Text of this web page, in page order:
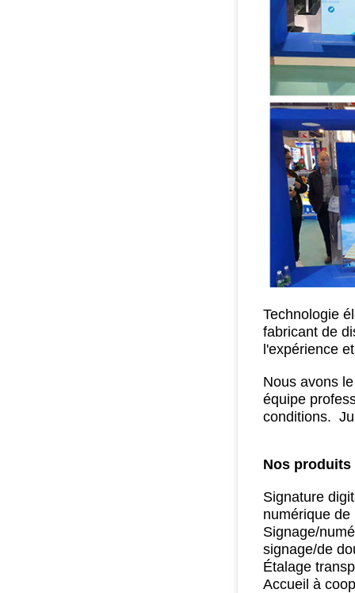
Technologie
fabricant de
l'expérience
Nous avons
équipe
conditions.
Nos
Signature
numérique de
Signage/
signage/de
Étalage
Accueil à